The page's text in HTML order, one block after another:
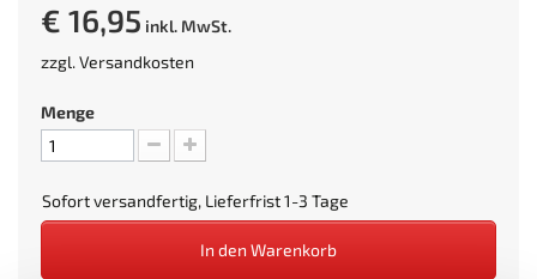
€ 16,95 inkl. MwSt.
zzgl.Versandkosten
Menge
Sofort versandfertig, Lieferfrist 1-3 Tage
In den Warenkorb